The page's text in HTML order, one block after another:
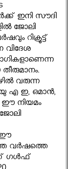
ഇനി സൗദി
ജോലി
റിക്രൂട്ട്​
വിദേശ
വരുന്ന
എ ഇ, ഒമാന്‍,
ഈ നിയമം
ഈ
വര്‍ഷത്തെ
ഗള്‍ഫ്